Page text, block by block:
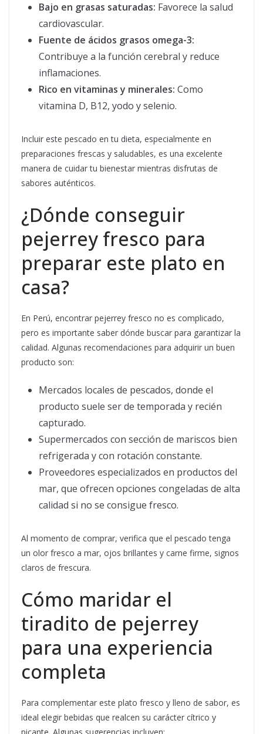
Bajo en grasas saturadas: Favorece la salud
cardiovascular.
Fuente de ácidos grasos omega-3:
Contribuye a la función cerebral y reduce
inflamaciones.
Rico en vitaminas y minerales: Como
vitamina D, B12, yodo y selenio.
Incluir este pescado en tu dieta, especialmente en
preparaciones frescas y saludables, es una excelente
manera de cuidar tu bienestar mientras disfrutas de
sabores auténticos.
¿Dónde conseguir
pejerrey fresco para
preparar este plato en
casa?
En Perú, encontrar pejerrey fresco no es complicado,
pero es importante saber dónde buscar para garantizar la
calidad. Algunas recomendaciones para adquirir un buen
producto son:
Mercados locales de pescados, donde el
producto suele ser de temporada y recién
capturado.
Supermercados con sección de mariscos bien
refrigerada y con rotación constante.
Proveedores especializados en productos del
mar, que ofrecen opciones congeladas de alta
calidad si no se consigue fresco.
Al momento de comprar, verifica que el pescado tenga
un olor fresco a mar, ojos brillantes y carne firme, signos
claros de frescura.
Cómo maridar el
tiradito de pejerrey
para una experiencia
completa
Para complementar este plato fresco y lleno de sabor, es
ideal elegir bebidas que realcen su carácter cítrico y